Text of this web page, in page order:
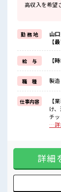
高収入を希望
残業は月20
基本的に髪色
(規定有)≪動
制服があるの
毎日の服装の
≪未経験でも
新しいことに
しっかり働く
イチからスキ
≪自分に向い
困った事など
担当がしっか
■職場の雰囲
休憩室完備で
勤 務 地
山
【
給 与 【
職 種 製造
仕事内容
【
け
チ
■お
(規
装
レ
す
う
ば、
…詳
詳細